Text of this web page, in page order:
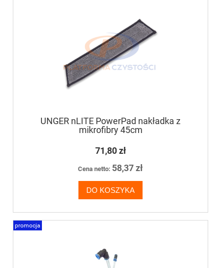
UNGER nLITE PowerPad nakładka z
mikrofibry 45cm
71,80 zł
Cena netto: 58,37 zł
DO KOSZYKA
promocja